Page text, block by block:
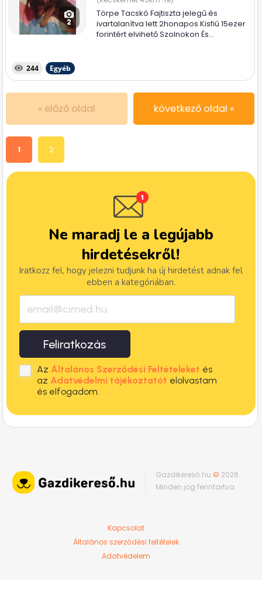
2
Törpe Tacskó Fajtiszta jelegű és
ivartalanítva lett 2honapos Kisfiú 15ezer
forintért elvihető Szolnokon És...
244 Egyéb
« előző oldal következő oldal »
1 2
Ne maradj le a legújabb
hirdetésekről!
Iratkozz fel, hogy jelezni tudjunk ha új hirdetést adnak fel
ebben a kategóriában.
Feliratkozás
Az Általános Szerződési Feltételeket és
az Adatvédelmi tájékoztatót elolvastam
és elfogadom.
Gazdikereső.hu © 2026
Minden jog fenntartva.
Kapcsolat
Általános szerződési feltételek
Adatvédelem